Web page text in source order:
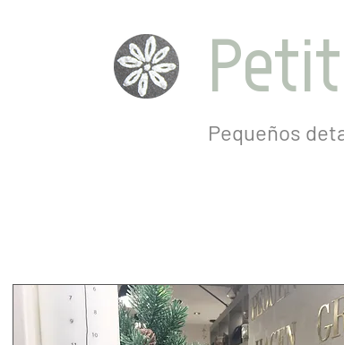
Pequeños